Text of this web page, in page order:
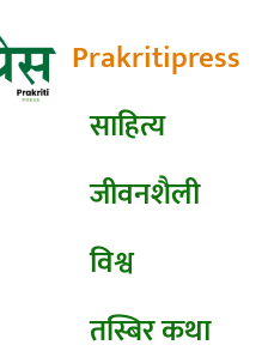
Prakritipress
साहित्य
जीवनशैली
विश्व
तस्बिर कथा